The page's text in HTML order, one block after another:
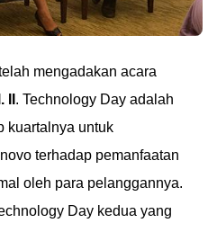
mengadakan acara
. Technology Day adalah
kuartalnya untuk
terhadap pemanfaatan
oleh para pelanggannya.
Day kedua yang